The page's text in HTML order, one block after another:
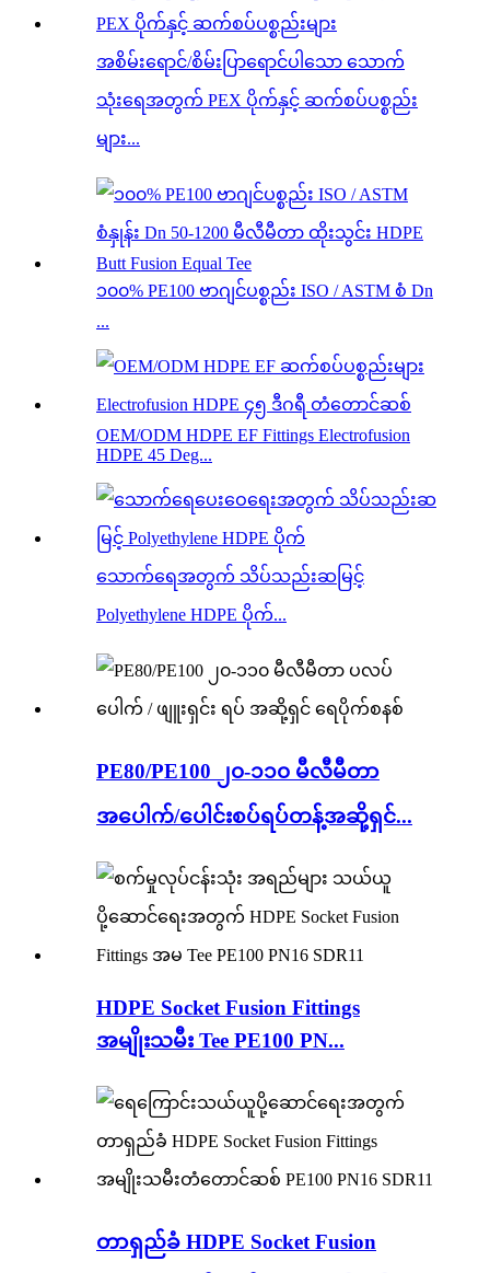
အစိမ်းရောင်/စိမ်းပြာရောင်ပါသော သောက်
သုံးရေအတွက် PEX ပိုက်နှင့် ဆက်စပ်ပစ္စည်း
များ...
၁၀၀% PE100 ဗာဂျင်ပစ္စည်း ISO / ASTM စံ Dn
...
OEM/ODM HDPE EF Fittings Electrofusion
HDPE 45 Deg...
သောက်ရေအတွက် သိပ်သည်းဆမြင့်
Polyethylene HDPE ပိုက်...
PE80/PE100 ၂၀-၁၁၀ မီလီမီတာ
အပေါက်/ပေါင်းစပ်ရပ်တန့်အဆို့ရှင်...
HDPE Socket Fusion Fittings
အမျိုးသမီး Tee PE100 PN...
တာရှည်ခံ HDPE Socket Fusion